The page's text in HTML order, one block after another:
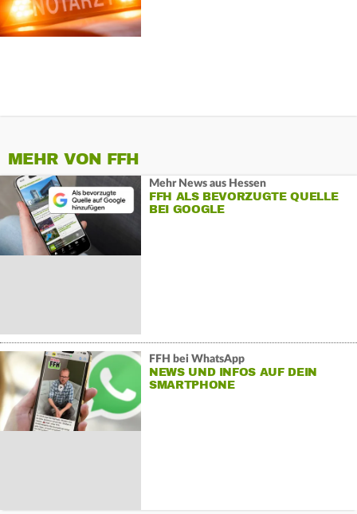
MEHR VON FFH
Mehr News aus Hessen
FFH ALS BEVORZUGTE QUELLE
BEI GOOGLE
FFH bei WhatsApp
NEWS UND INFOS AUF DEIN
SMARTPHONE